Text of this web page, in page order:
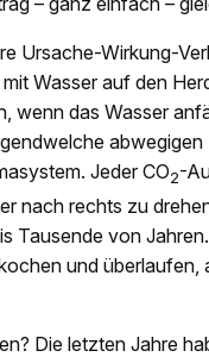
Ursache-Wirkung-
Wasser auf den
wenn das Wasser
Jeder CO2-
nach rechts zu
Tausende von
und überlaufen,
Die letzten Jahre